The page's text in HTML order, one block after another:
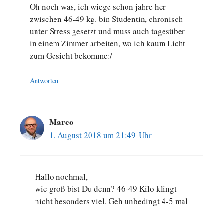
Oh noch was, ich wiege schon jahre her
zwischen 46-49 kg. bin Studentin, chronisch
unter Stress gesetzt und muss auch tagesüber
in einem Zimmer arbeiten, wo ich kaum Licht
zum Gesicht bekomme:/
Antworten
Marco
1. August 2018 um 21:49 Uhr
Hallo nochmal,
wie groß bist Du denn? 46-49 Kilo klingt
nicht besonders viel. Geh unbedingt 4-5 mal